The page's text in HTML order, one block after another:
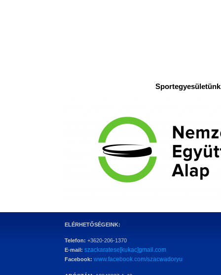
ELÉRHETŐSÉGEINK:
Telefon: +3620-206-1370
E-mail: szackaratese[kukac]gmail.com
Facebook: www.facebook.com/szacwadoryu